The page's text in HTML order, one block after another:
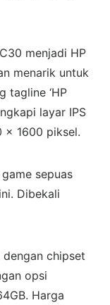
menjadi HP
menarik untuk
tagline ‘HP
layar IPS
x 1600 piksel.
sepuas
Dibekali
chipset
opsi
Harga